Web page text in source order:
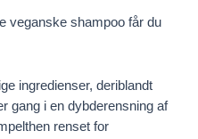
veganske shampoo får du
ingredienser, deriblandt
gang i en dybderensning af
renset for